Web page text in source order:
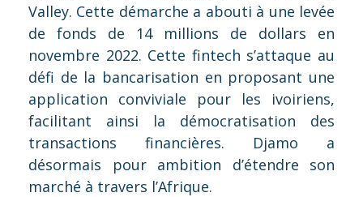
Valley. Cette démarche a abouti à une levée
de fonds de 14 millions de dollars en
novembre 2022. Cette fintech s’attaque au
défi de la bancarisation en proposant une
application conviviale pour les ivoiriens,
facilitant ainsi la démocratisation des
transactions financières. Djamo a
désormais pour ambition d’étendre son
marché à travers l’Afrique.